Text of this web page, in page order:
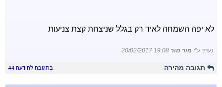
לא יפה השמחה לאיד רק בגלל שניצחת קצת צניעות
נערך ע"י מור מור 20/02/2017 19:08
תגובה מהירה בתגובה להודעה #4